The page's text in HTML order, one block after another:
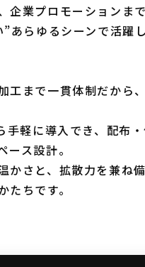
企業プロモーションまで
あらゆるシーンで活躍
工まで一貫体制だから
手軽に導入でき、配布
ース設計。
かさと、拡散力を兼ね
たちです。